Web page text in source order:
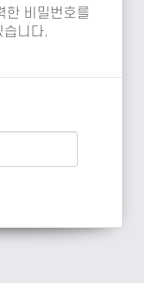
한 비밀번호를
습니다.